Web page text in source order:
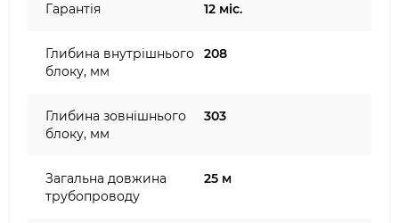
Гарантія 12 міс.
Глибина внутрішнього
блоку, мм
208
Глибина зовнішнього
блоку, мм
303
Загальна довжина
трубопроводу
25 м